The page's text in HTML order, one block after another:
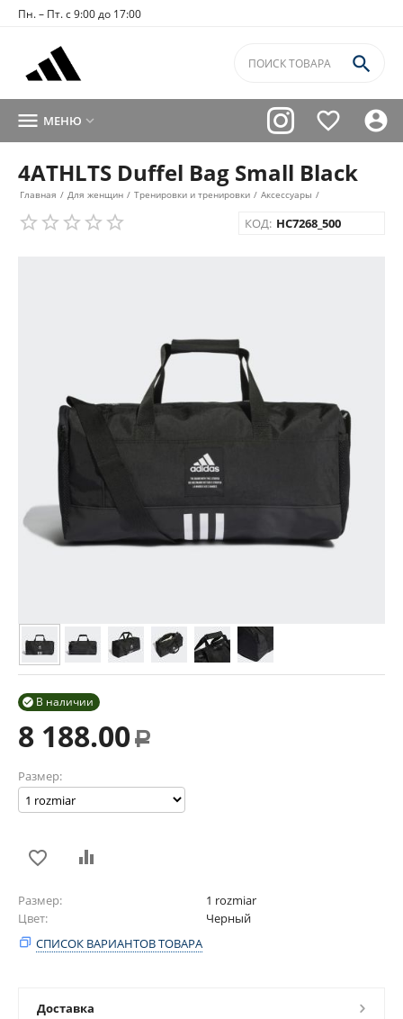
Пн. – Пт. с 9:00 до 17:00



 МЕНЮ 
4ATHLTS Duffel Bag Small Black
Главная / Для женщин / Тренировки и тренировки / Аксессуары /
КОД: HC7268_500
В наличии

8 188.00 Р
Размер:
Размер
1 rozmiar
Цвет
Черный
СПИСОК ВАРИАНТОВ ТОВАРА
Доставка